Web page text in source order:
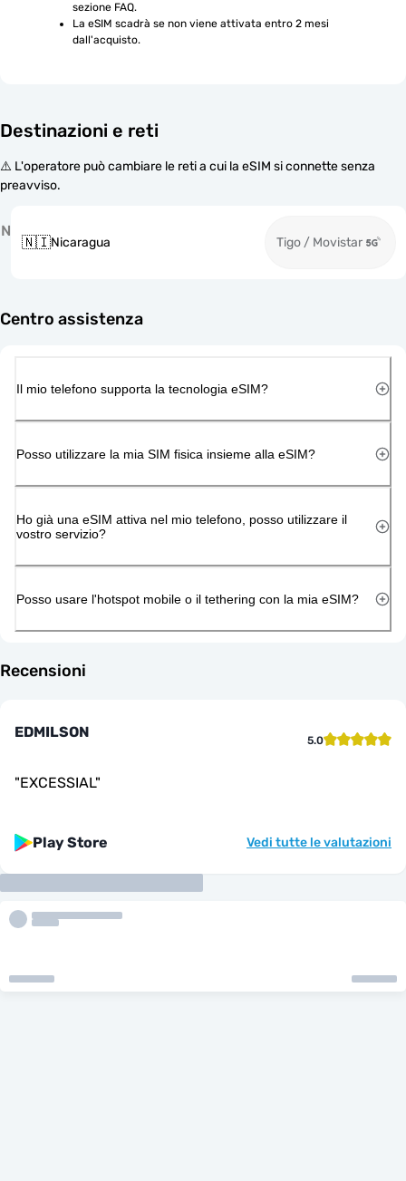
sezione FAQ.
La eSIM scadrà se non viene attivata entro 2 mesi
dall'acquisto.
Destinazioni e reti
⚠️ L'operatore può cambiare le reti a cui la eSIM si connette senza
preavviso.
N
🇳🇮Nicaragua Tigo / Movistar
Centro assistenza
Il mio telefono supporta la tecnologia eSIM?
Posso utilizzare la mia SIM fisica insieme alla eSIM?
Ho già una eSIM attiva nel mio telefono, posso utilizzare il
vostro servizio?
Posso usare l'hotspot mobile o il tethering con la mia eSIM?
Recensioni
EDMILSON 5.0
"EXCESSIAL"
Play Store Vedi tutte le valutazioni